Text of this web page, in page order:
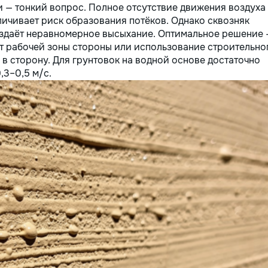
тонкий вопрос. Полное отсутствие движения воздуха
риск образования потёков. Однако сквозняк
неравномерное высыхание. Оптимальное решение
зоны стороны или использование
сторону. Для грунтовок на водной основе достаточно
м/с.